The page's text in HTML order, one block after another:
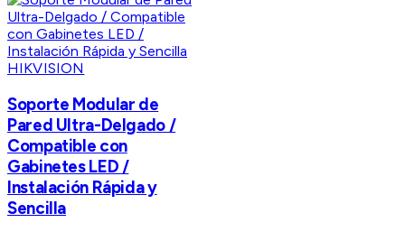
HIKVISION
Soporte Modular de
Pared Ultra-Delgado /
Compatible con
Gabinetes LED /
Instalación Rápida y
Sencilla